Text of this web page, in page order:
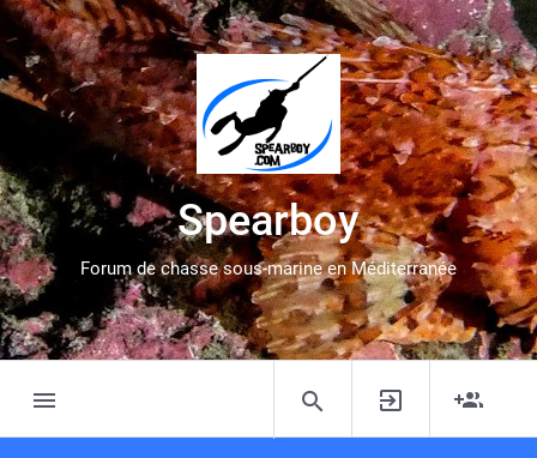
Spearboy
Forum de chasse sous-marine en Méditerranée